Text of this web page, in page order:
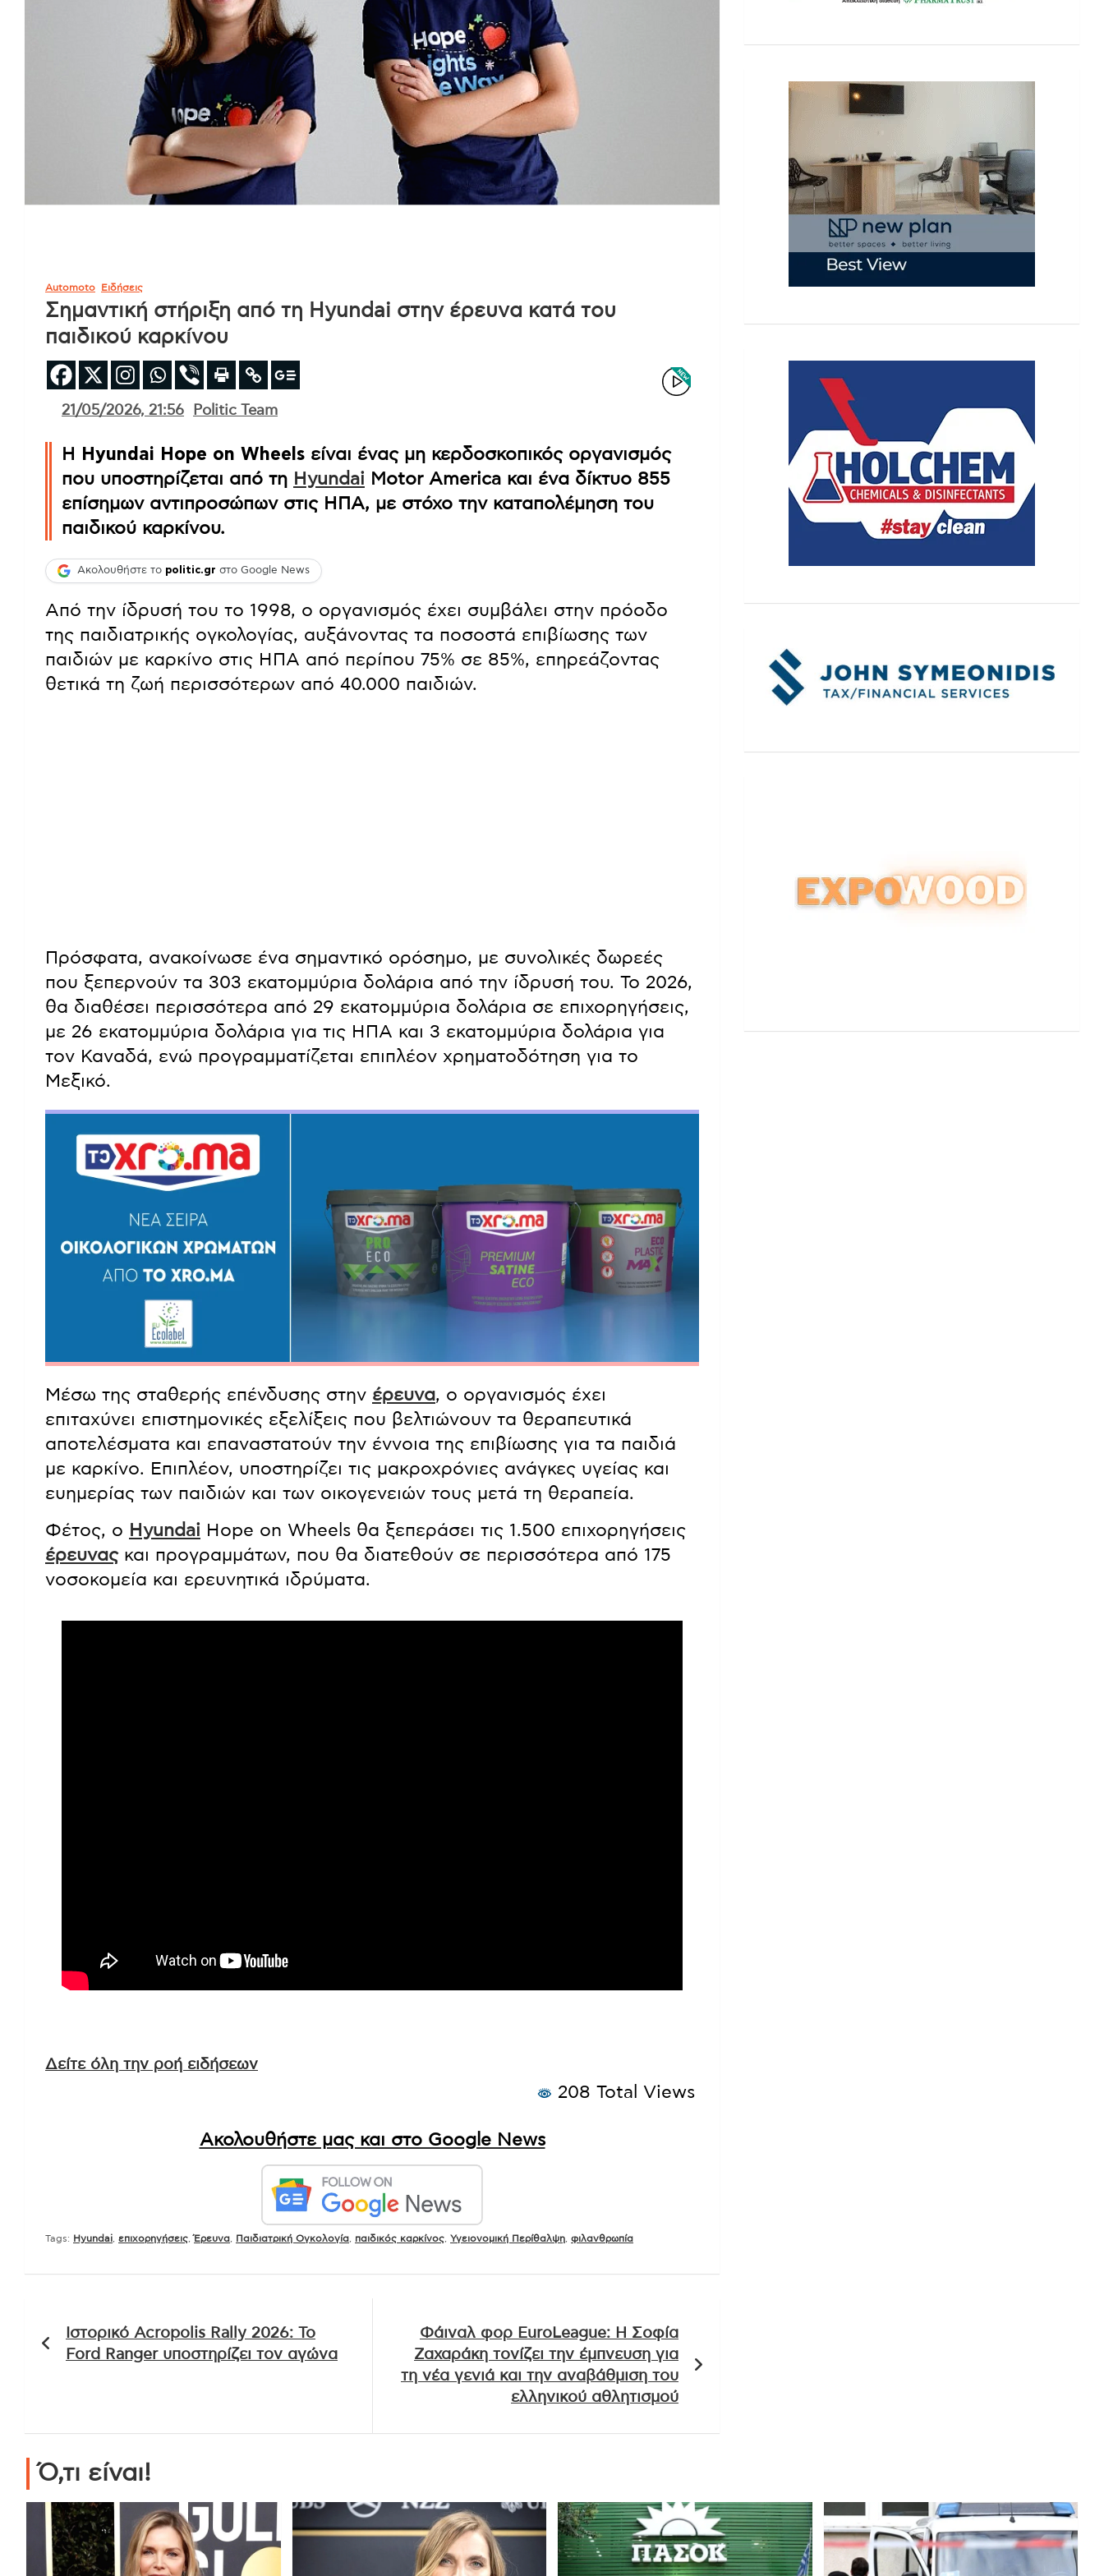
Automoto Ειδήσεις
Σημαντική στήριξη από τη Hyundai στην έρευνα κατά του
παιδικού καρκίνου
21/05/2026, 21:56 Politic Team
Η Hyundai Hope on Wheels είναι ένας μη κερδοσκοπικός οργανισμός
που υποστηρίζεται από τη Hyundai Motor America και ένα δίκτυο 855
επίσημων αντιπροσώπων στις ΗΠΑ, με στόχο την καταπολέμηση του
παιδικού καρκίνου.
Ακολουθήστε το politic.gr στο Google News
Από την ίδρυσή του το 1998, ο οργανισμός έχει συμβάλει στην πρόοδο
της παιδιατρικής ογκολογίας, αυξάνοντας τα ποσοστά επιβίωσης των
παιδιών με καρκίνο στις ΗΠΑ από περίπου 75% σε 85%, επηρεάζοντας
θετικά τη ζωή περισσότερων από 40.000 παιδιών.
Πρόσφατα, ανακοίνωσε ένα σημαντικό ορόσημο, με συνολικές δωρεές
που ξεπερνούν τα 303 εκατομμύρια δολάρια από την ίδρυσή του. Το 2026,
θα διαθέσει περισσότερα από 29 εκατομμύρια δολάρια σε επιχορηγήσεις,
με 26 εκατομμύρια δολάρια για τις ΗΠΑ και 3 εκατομμύρια δολάρια για
τον Καναδά, ενώ προγραμματίζεται επιπλέον χρηματοδότηση για το
Μεξικό.
Μέσω της σταθερής επένδυσης στην έρευνα, ο οργανισμός έχει
επιταχύνει επιστημονικές εξελίξεις που βελτιώνουν τα θεραπευτικά
αποτελέσματα και επαναστατούν την έννοια της επιβίωσης για τα παιδιά
με καρκίνο. Επιπλέον, υποστηρίζει τις μακροχρόνιες ανάγκες υγείας και
ευημερίας των παιδιών και των οικογενειών τους μετά τη θεραπεία.
Φέτος, ο Hyundai Hope on Wheels θα ξεπεράσει τις 1.500 επιχορηγήσεις
έρευναςκαι προγραμμάτων, που θα διατεθούν σε περισσότερα από 175
νοσοκομεία και ερευνητικά ιδρύματα.
Δείτε όλη την ροή ειδήσεων
208 Total Views
Ακολουθήστε μας και στο Google News
Tags: Hyundai επιχορηγήσεις ,Έρευνα Παιδιατρική Ογκολογία παιδικός καρκίνος Υγειονομική Περίθαλψη φιλανθρωπία
άρθρων
Ιστορικό Acropolis Rally 2026: Το
Ford Ranger υποστηρίζει τον αγώνα
Φάιναλ φορ EuroLeague: Η Σοφία
Ζαχαράκη τονίζει την έμπνευση για
τη νέα γενιά και την αναβάθμιση του
ελληνικού αθλητισμού
Ό,τι είναι!